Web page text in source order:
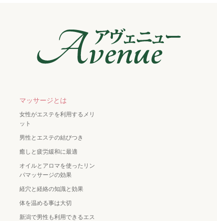
マッサージとは
女性がエステを利用するメリ
ット
男性とエステの結びつき
癒しと疲労緩和に最適
オイルとアロマを使ったリン
パマッサージの効果
経穴と経絡の知識と効果
体を温める事は大切
新潟で男性も利用できるエス